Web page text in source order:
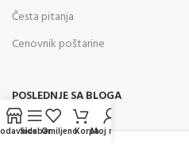
Česta pitanja
Cenovnik poštarine
POSLEDNJE SA BLOGA
05
SidebarOmiljenoKorpaMoj nalog